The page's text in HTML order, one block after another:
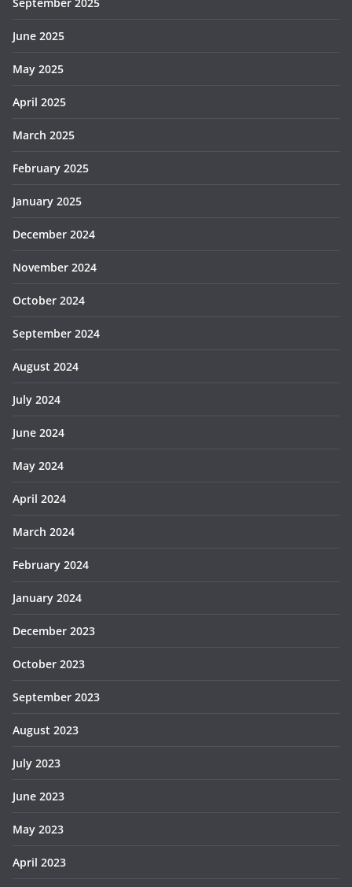
June 2025
May 2025
April 2025
March 2025
February 2025
January 2025
December 2024
November 2024
October 2024
September 2024
August 2024
July 2024
June 2024
May 2024
April 2024
March 2024
February 2024
January 2024
December 2023
October 2023
September 2023
August 2023
July 2023
June 2023
May 2023
April 2023